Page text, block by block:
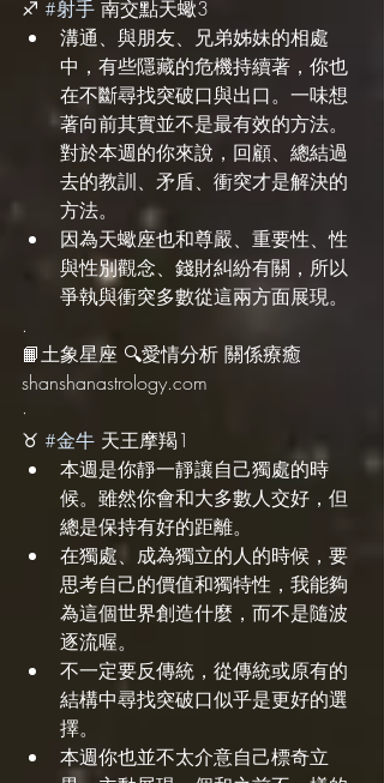
♐️ #射手 南交點天蠍3
溝通、與朋友、兄弟姊妹的相處
中，有些隱藏的危機持續著，你也
在不斷尋找突破口與出口。一味想
著向前其實並不是最有效的方法。
對於本週的你來說，回顧、總結過
去的教訓、矛盾、衝突才是解決的
方法。
因為天蠍座也和尊嚴、重要性、性
與性別觀念、錢財糾紛有關，所以
爭執與衝突多數從這兩方面展現。
.
📙土象星座 🔍愛情分析 關係療癒
shanshanastrology.com
·
♉️ #金牛 天王摩羯1
本週是你靜一靜讓自己獨處的時
候。雖然你會和大多數人交好，但
總是保持有好的距離。
在獨處、成為獨立的人的時候，要
思考自己的價值和獨特性，我能夠
為這個世界創造什麼，而不是隨波
逐流喔。
不一定要反傳統，從傳統或原有的
結構中尋找突破口似乎是更好的選
擇。
本週你也並不太介意自己標奇立